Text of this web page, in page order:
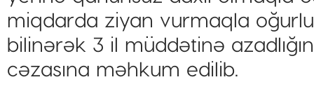
miqdarda ziyan vurmaqla
bilinərək 3 il müddətinə
cəzasına məhkum edilib.